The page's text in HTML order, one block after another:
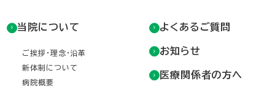
当院について
ご挨拶・理念・沿革
新体制について
病院概要
よくあるご質問
お知らせ
医療関係者の方へ